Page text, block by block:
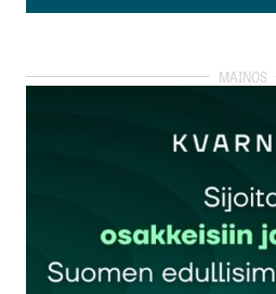
Katso
Berkshire Hathaway ei ole
lienee yhä suurin
vuodenvaihteessa
osakeantiin osallistumisesta.
10.6.2026 at 14:53